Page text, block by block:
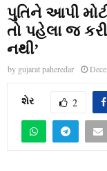
પુતિને આપી
તો પહેલા જ
નથી’
by gujarat paheredar
શેર 2